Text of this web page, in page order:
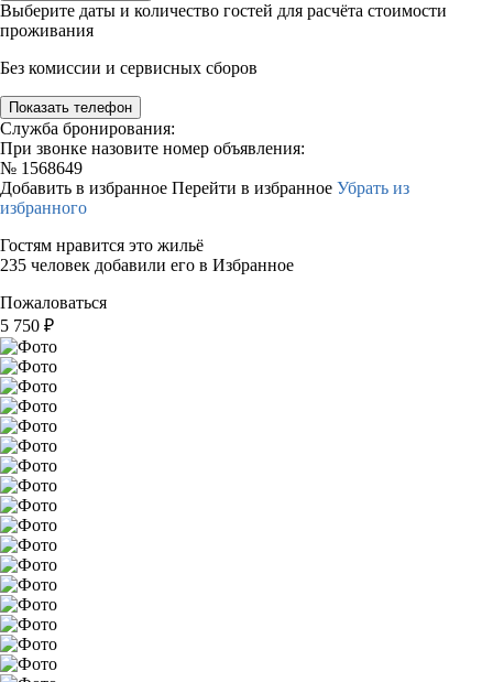
Выберите даты и количество гостей для расчёта стоимости
проживания
Без комиссии и сервисных сборов
Показать телефон
Служба бронирования:
При звонке назовите номер объявления:
№ 1568649
Добавить в избранное Перейти в избранное Убрать из
избранного
Гостям нравится это жильё
235 человек добавили его в Избранное
Пожаловаться
5 750 ₽